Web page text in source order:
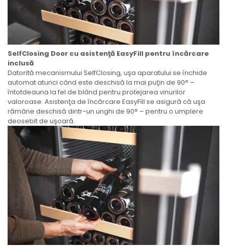
SelfClosing Door cu asistenţă EasyFill pentru încărcare
inclusă
Datorită mecanismului SelfClosing, uşa aparatului se închide
automat atunci când este deschisă la mai puţin de 90° –
întotdeauna la fel de blând pentru protejarea vinurilor
valoroase. Asistenţa de încărcare EasyFill se asigură că uşa
rămâne deschisă dintr-un unghi de 90° – pentru o umplere
deosebit de uşoară.